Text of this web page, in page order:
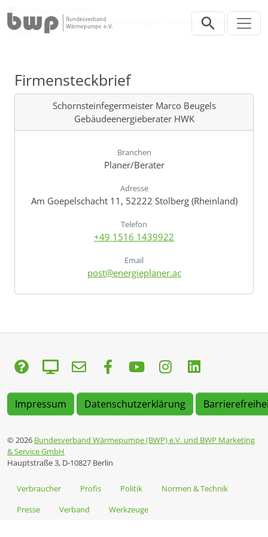
Schornsteinfegermeister Marco Beugels Gebäudeenergieberater
HWK
Firmensteckbrief
Schornsteinfegermeister Marco Beugels
Gebäudeenergieberater HWK
Branchen
Planer/Berater
Adresse
Am Goepelschacht 11, 52222 Stolberg (Rheinland)
Telefon
+49 1516 1439922
Email
post@energieplaner.ac
Impressum Datenschutzerklärung
© 2026 Bundesverband Wärmepumpe (BWP) e.V. und BWP Marketing
& Service GmbH
Hauptstraße 3, D-10827 Berlin
Verbraucher Profis Politik
Normen & Technik
Presse
Verband Werkzeuge